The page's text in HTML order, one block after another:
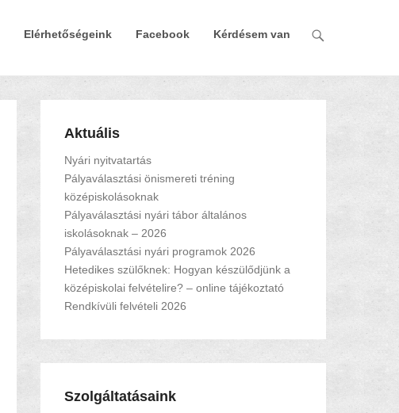
Elérhetőségeink Facebook Kérdésem van
Aktuális
Nyári nyitvatartás
Pályaválasztási önismereti tréning
középiskolásoknak
Pályaválasztási nyári tábor általános
iskolásoknak – 2026
Pályaválasztási nyári programok 2026
Hetedikes szülőknek: Hogyan készülődjünk a
középiskolai felvételire? – online tájékoztató
Rendkívüli felvételi 2026
Szolgáltatásaink